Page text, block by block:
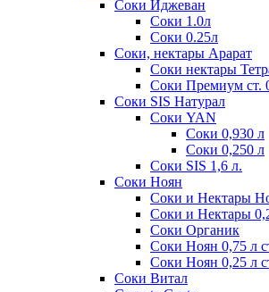
Соки Иджеван
Соки 1.0л
Соки 0.25л
Соки, нектары Арарат
Соки нектары
Соки Премиум ст.
Соки SIS Натурал
Соки YAN
Соки 0,930 л
Соки 0,250 л
Соки SIS 1,6 л.
Соки Ноян
Соки и Нектары
Соки и Нектары
Соки Органик
Соки Ноян 0,75 л
Соки Ноян 0,25 л
Соки Витал